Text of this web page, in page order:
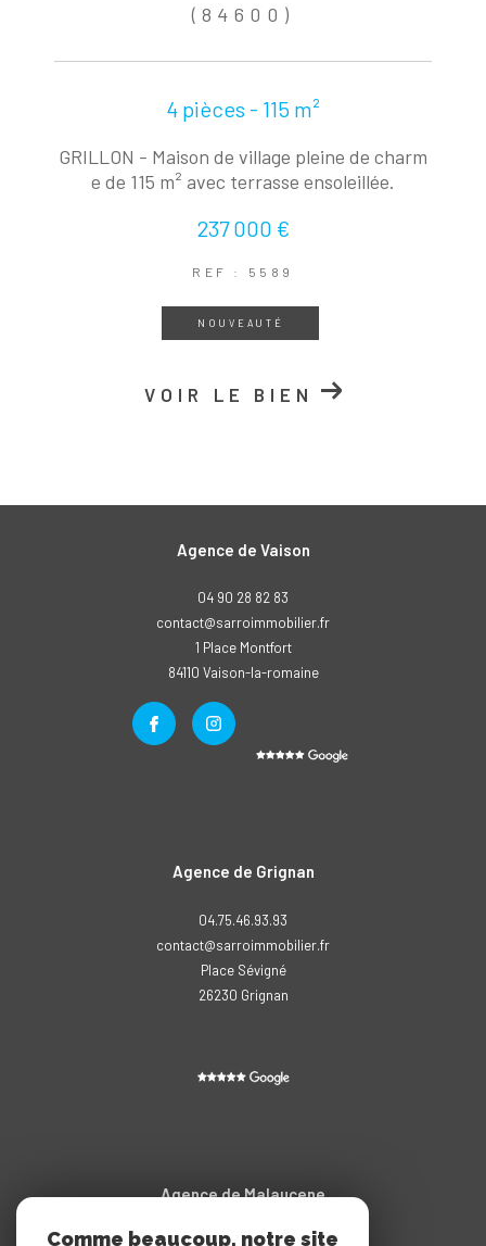
(84600)
4 pièces - 115 m²
GRILLON - Maison de village pleine de charm
e de 115 m² avec terrasse ensoleillée.
237 000 €
REF : 5589
NOUVEAUTÉ
VOIR LE BIEN
Agence de Grignan
04.75.46.93.93
contact@sarroimmobilier.fr
Place Sévigné
26230
grignan
Agence de Malaucene
04.90.65.20.11
Agence de Vaison
04 90 28 82 83
contact@sarroimmobilier.fr
1 Place Montfort
84110
vaison-la-romaine
Comme beaucoup, notre site